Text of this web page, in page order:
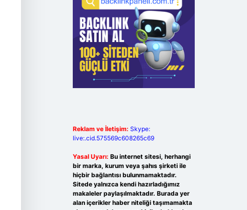
Reklam ve İletişim: Skype:
live:.cid.575569c608265c69
Yasal Uyarı: Bu internet sitesi, herhangi
bir marka, kurum veya şahıs şirketi ile
hiçbir bağlantısı bulunmamaktadır.
Sitede yalnızca kendi hazırladığımız
makaleler paylaşılmaktadır. Burada yer
alan içerikler haber niteliği taşımamakta